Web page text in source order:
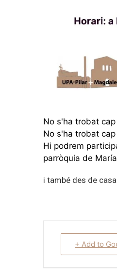
No s'ha trobat
No s'ha trobat
Hi podrem
parròquia de
i també des de
+ Add to